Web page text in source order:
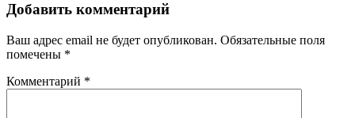
Добавить комментарий
Ваш адрес email не будет опубликован. Обязательные поля
помечены *
Комментарий *